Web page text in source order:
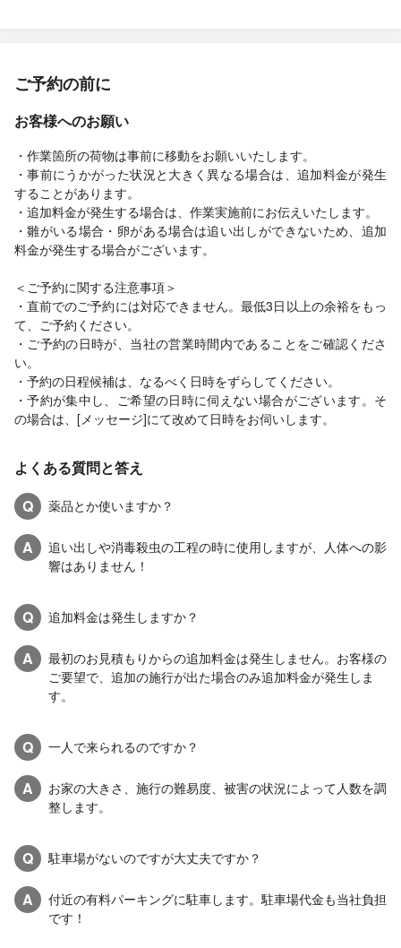
ご予約の前に
お客様へのお願い
・作業箇所の荷物は事前に移動をお願いいたします。
・事前にうかがった状況と大きく異なる場合は、追加料金が発生
することがあります。
・追加料金が発生する場合は、作業実施前にお伝えいたします。
・雛がいる場合・卵がある場合は追い出しができないため、追加
料金が発生する場合がございます。
＜ご予約に関する注意事項＞
・直前でのご予約には対応できません。最低3日以上の余裕をもっ
て、ご予約ください。
・ご予約の日時が、当社の営業時間内であることをご確認くださ
い。
・予約の日程候補は、なるべく日時をずらしてください。
・予約が集中し、ご希望の日時に伺えない場合がございます。そ
の場合は、[メッセージ]にて改めて日時をお伺いします。
よくある質問と答え
Q
薬品とか使いますか？
A
追い出しや消毒殺虫の工程の時に使用しますが、人体への影
響はありません！
Q 追加料金は発生しますか？
A
最初のお見積もりからの追加料金は発生しません。お客様の
ご要望で、追加の施行が出た場合のみ追加料金が発生しま
す。
Q 一人で来られるのですか？
A
お家の大きさ、施行の難易度、被害の状況によって人数を調
整します。
Q 駐車場がないのですが大丈夫ですか？
A
付近の有料パーキングに駐車します。駐車場代金も当社負担
です！